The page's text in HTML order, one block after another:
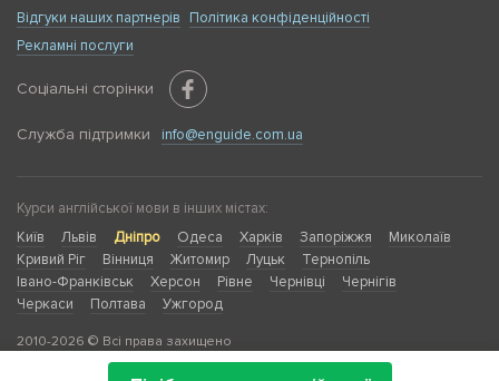
Відгуки наших партнерів
Політика конфіденційності
Рекламні послуги
Соціальні сторінки
Служба підтримки info@enguide.com.ua
Курси англійської мови в інших містах:
Київ
Львів Дніпро Одеса Харків Запоріжжя
Миколаїв
Кривий Ріг
Вінниця Житомир Луцьк
Тернопіль
Івано-Франківськ
Херсон Рівне Чернівці
Чернігів
Черкаси
Полтава Ужгород
2010-2026 © Всі права захищено